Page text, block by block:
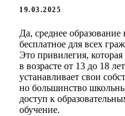
19.03.2025
Да, среднее
бесплатное для всех
Это привилегия,
в возрасте от 13 до 18
устанавливает свои
но большинство
доступ к
обучение.